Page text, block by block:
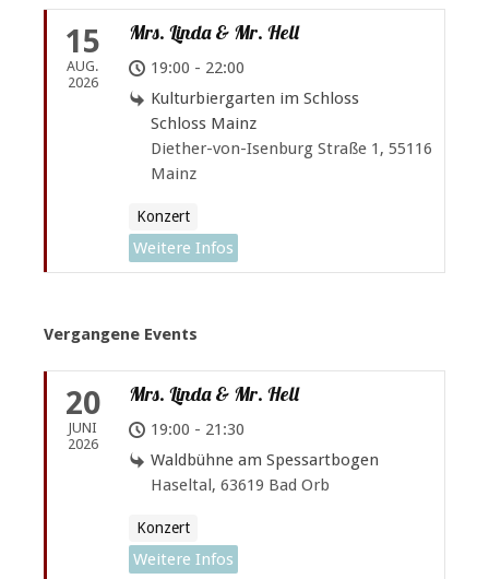
15
AUG.
2026
Mrs. Linda & Mr. Hell
19:00 - 22:00
Kulturbiergarten im Schloss
Schloss Mainz
Diether-von-Isenburg Straße 1, 55116
Mainz
Konzert
Weitere Infos
Vergangene Events
20
JUNI
2026
Mrs. Linda & Mr. Hell
19:00 - 21:30
Waldbühne am Spessartbogen
Haseltal, 63619 Bad Orb
Konzert
Weitere Infos